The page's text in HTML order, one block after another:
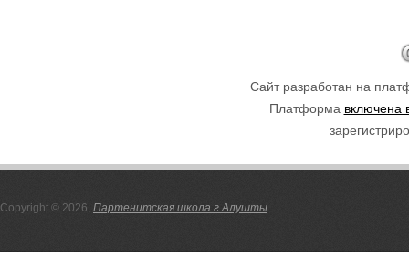
Сайт разработан на
Платформа включена
Copyright © 2026, Партенитская школа г.Алушты